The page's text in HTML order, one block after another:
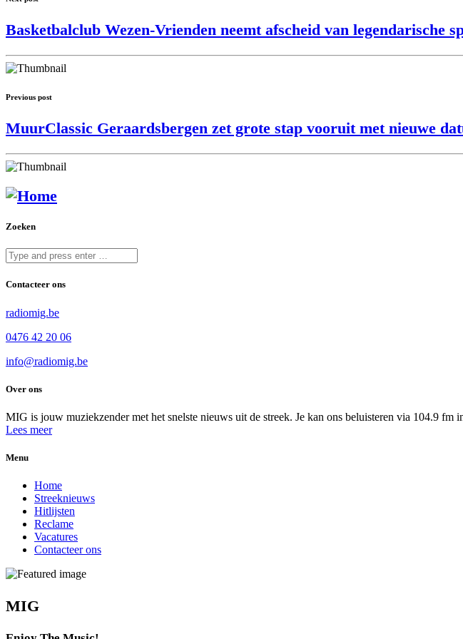
Basketbalclub Wezen-Vrienden neemt afscheid van legendarische
Previous post
MuurClassic Geraardsbergen zet grote stap vooruit met nieuwe
Zoeken
Contacteer ons
radiomig.be
0476 42 20 06
info@radiomig.be
Over ons
MIG is jouw muziekzender met het snelste nieuws uit de streek. Je kan ons beluisteren via 104.9
Lees meer
Menu
Home
Streeknieuws
Hitlijsten
Reclame
Vacatures
Contacteer ons
MIG